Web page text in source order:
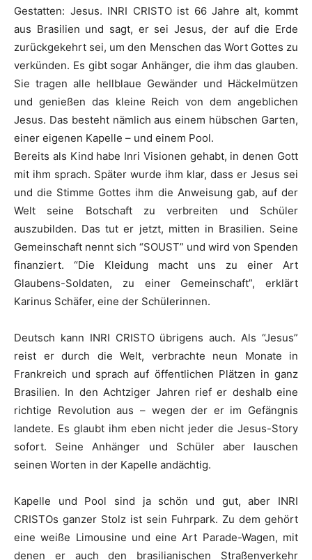
Gestatten: Jesus. INRI CRISTO ist 66 Jahre alt, kommt
aus Brasilien und sagt, er sei Jesus, der auf die Erde
zurückgekehrt sei, um den Menschen das Wort Gottes zu
verkünden. Es gibt sogar Anhänger, die ihm das glauben.
Sie tragen alle hellblaue Gewänder und Häckelmützen
und genießen das kleine Reich von dem angeblichen
Jesus. Das besteht nämlich aus einem hübschen Garten,
einer eigenen Kapelle – und einem Pool.
Bereits als Kind habe Inri Visionen gehabt, in denen Gott
mit ihm sprach. Später wurde ihm klar, dass er Jesus sei
und die Stimme Gottes ihm die Anweisung gab, auf der
Welt seine Botschaft zu verbreiten und Schüler
auszubilden. Das tut er jetzt, mitten in Brasilien. Seine
Gemeinschaft nennt sich “SOUST” und wird von Spenden
finanziert. “Die Kleidung macht uns zu einer Art
Glaubens-Soldaten, zu einer Gemeinschaft”, erklärt
Karinus Schäfer, eine der Schülerinnen.
Deutsch kann INRI CRISTO übrigens auch. Als “Jesus”
reist er durch die Welt, verbrachte neun Monate in
Frankreich und sprach auf öffentlichen Plätzen in ganz
Brasilien. In den Achtziger Jahren rief er deshalb eine
richtige Revolution aus – wegen der er im Gefängnis
landete. Es glaubt ihm eben nicht jeder die Jesus-Story
sofort. Seine Anhänger und Schüler aber lauschen
seinen Worten in der Kapelle andächtig.
Kapelle und Pool sind ja schön und gut, aber INRI
CRISTOs ganzer Stolz ist sein Fuhrpark. Zu dem gehört
eine weiße Limousine und eine Art Parade-Wagen, mit
denen er auch den brasilianischen Straßenverkehr